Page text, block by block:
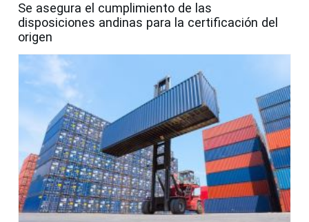
Se asegura el cumplimiento de las
disposiciones andinas para la certificación del
origen